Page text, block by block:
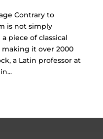
Contrary to
is not simply
piece of classical
making it over 2000
a Latin professor at